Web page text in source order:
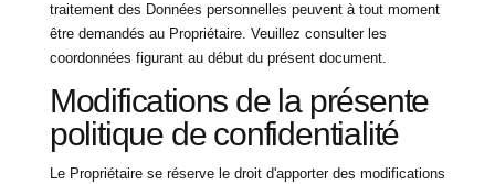
traitement des Données personnelles peuvent à tout moment
être demandés au Propriétaire. Veuillez consulter les
coordonnées figurant au début du présent document.
Modifications de la présente
politique de confidentialité
Le Propriétaire se réserve le droit d'apporter des modifications